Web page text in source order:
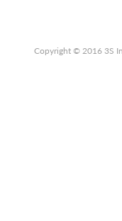
Copyright © 2016 3S